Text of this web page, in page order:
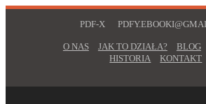
PDF-X
O NAS JAK TO DZIAŁA? BLOG
HISTORIA
KONTAKT